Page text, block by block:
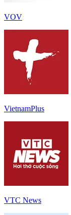
VOV
VietnamPlus
VTC News